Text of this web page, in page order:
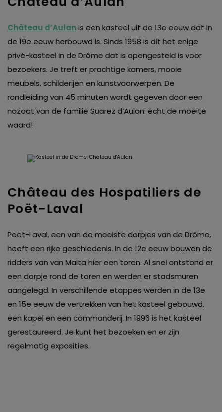
Château d’Aulanis een kasteel uit de 13e eeuw dat in
de 19e eeuw herbouwd is. Sinds 1958 is dit het enige
privé-kasteel in de Drôme dat is opengesteld is voor
bezoekers. Je treft er prachtige kamers, mooie
meubels, schilderijen en kunstvoorwerpen. De
rondleiding van 45 minuten wordt gegeven door een
nazaat van de familie Suarez d’Aulan: echt de moeite
waard!
Château des Hospatiliers de
Poët-Laval
Poët-Laval, een van de mooiste dorpjes van de Drôme,
heeft een rijke geschiedenis. In de 12e eeuw bouwen de
ridders van van Malta hier een toren. Al snel ontstond er
een dorpje rond de toren en werden er stadsmuren
aangelegd. In verschillende etappes werden in de 13e
en 15e eeuw de vertrekken van het kasteel gebouwd,
een kapel en een commanderij. In 1996 is het kasteel
gerestaureerd. Je kunt het bezoeken en er zijn
regelmatig exposities.